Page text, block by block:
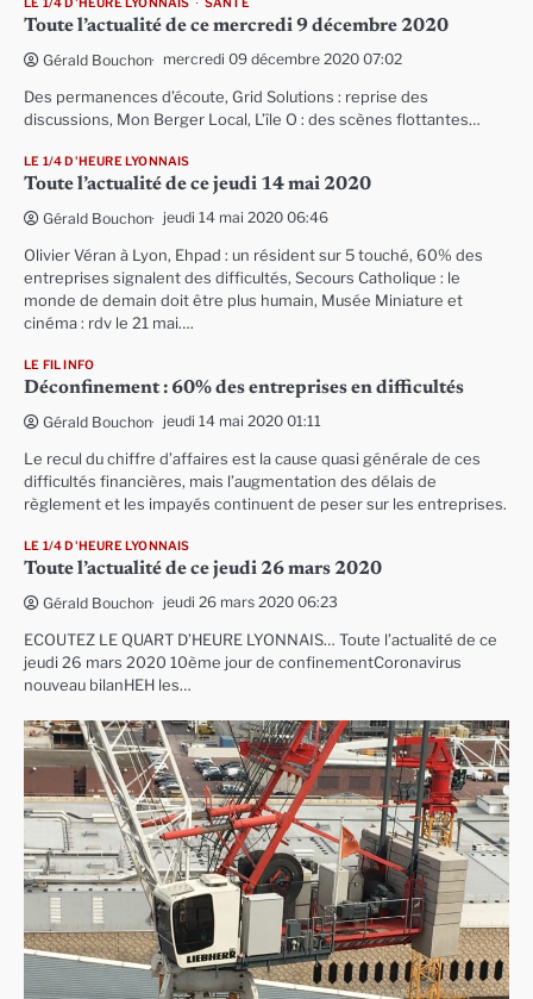
LE 1/4 D'HEURE LYONNAIS SANTÉ
Toute l’actualité de ce mercredi 9 décembre 2020
Gérald Bouchon mercredi 09 décembre 2020 07:02
Des permanences d’écoute, Grid Solutions : reprise des
discussions, Mon Berger Local, L’île O : des scènes flottantes…
LE 1/4 D'HEURE LYONNAIS
Toute l’actualité de ce jeudi 14 mai 2020
Gérald Bouchon jeudi 14 mai 2020 06:46
Olivier Véran à Lyon, Ehpad : un résident sur 5 touché, 60% des
entreprises signalent des difficultés, Secours Catholique : le
monde de demain doit être plus humain, Musée Miniature et
cinéma : rdv le 21 mai….
LE FIL INFO
Déconfinement : 60% des entreprises en difficultés
Gérald Bouchon jeudi 14 mai 2020 01:11
Le recul du chiffre d’affaires est la cause quasi générale de ces
difficultés financières, mais l’augmentation des délais de
règlement et les impayés continuent de peser sur les entreprises.
LE 1/4 D'HEURE LYONNAIS
Toute l’actualité de ce jeudi 26 mars 2020
Gérald Bouchon jeudi 26 mars 2020 06:23
ECOUTEZ LE QUART D’HEURE LYONNAIS… Toute l’actualité de ce
jeudi 26 mars 2020 10ème jour de confinementCoronavirus
nouveau bilanHEH les…